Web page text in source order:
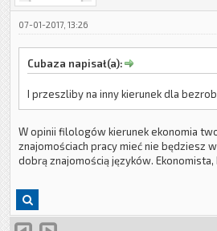
07-01-2017, 13:26
Cubaza napisał(a):
I przeszliby na inny kierunek dla
W opinii filologów kierunek ekonomia
znajomościach pracy mieć nie będziesz
dobrą znajomością języków.